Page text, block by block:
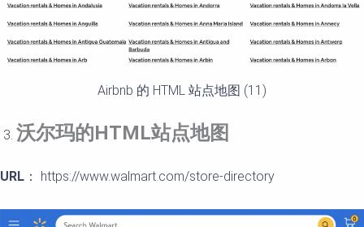
Airbnb 的 HTML 站点地图 (11)
沃尔玛的HTML站点地图
URL ： https://www.walmart.com/store-directory